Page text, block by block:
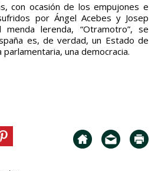
con ocasión de los empujones e
por Ángel Acebes y Josep
lerenda, “Otramotro”, se
es, de verdad, un Estado de
una democracia.